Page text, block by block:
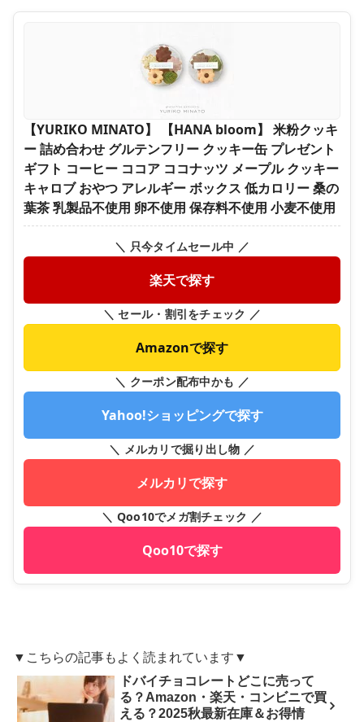
【YURIKO MINATO】 【HANA bloom】 米粉クッキ
ー 詰め合わせ グルテンフリー クッキー缶 プレゼント
ギフト コーヒー ココア ココナッツ メープル クッキー
キャロブ おやつ アレルギー ボックス 低カロリー 桑の
葉茶 乳製品不使用 卵不使用 保存料不使用 小麦不使用
＼ 只今タイムセール中 ／
楽天で探す
＼ セール・割引をチェック ／
Amazonで探す
＼ クーポン配布中かも ／
Yahoo!ショッピングで探す
＼ メルカリで掘り出し物 ／
メルカリで探す
＼ Qoo10でメガ割チェック ／
Qoo10で探す
▼こちらの記事もよく読まれています▼
ドバイチョコレートどこに売って
る？Amazon・楽天・コンビニで買
える？2025秋最新在庫＆お得情